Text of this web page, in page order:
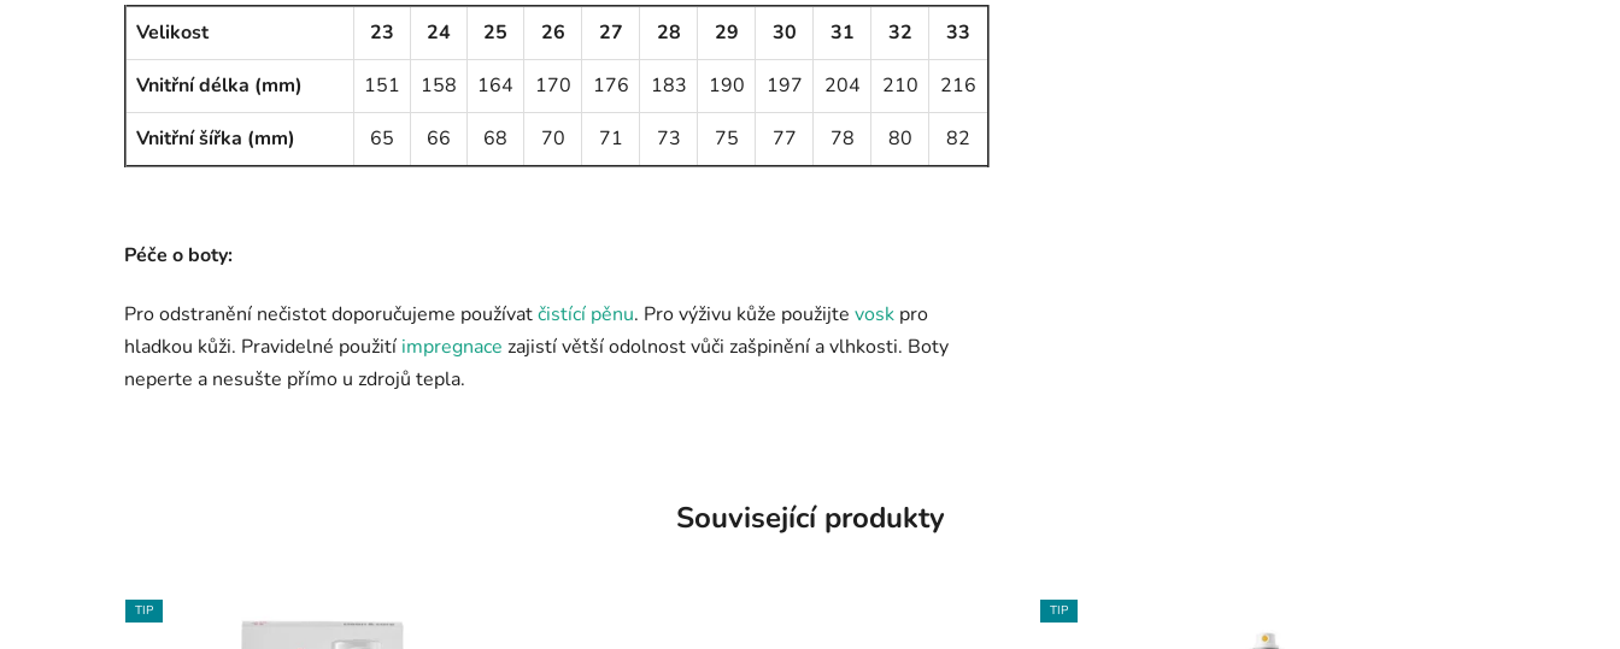
Velikost 23 24 25 26 27 28 29 30 31 32
33
Vnitřní délka (mm)
151 158 164 170 176 183 190 197 204 210
216
Vnitřní šířka (mm)
65 66 68 70 71 73 75 77 78 80 82
Péče o boty:
Pro odstranění nečistot doporučujeme používatčistící pěnu. Pro výživu kůže použijte vosk pro
hladkou kůži. Pravidelné použití impregnace zajistí větší odolnost vůči zašpinění a vlhkosti. Boty
neperte a nesušte přímo u zdrojů tepla.
Související produkty
TIP TIP